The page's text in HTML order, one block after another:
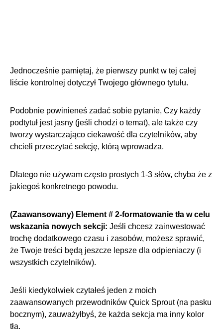
Jednocześnie pamiętaj, że pierwszy punkt w tej całej
liście kontrolnej dotyczył Twojego głównego tytułu.
Podobnie powinieneś zadać sobie pytanie, Czy każdy
podtytuł jest jasny (jeśli chodzi o temat), ale także czy
tworzy wystarczająco ciekawość dla czytelników, aby
chcieli przeczytać sekcję, którą wprowadza.
Dlatego nie używam często prostych 1-3 słów, chyba że z
jakiegoś konkretnego powodu.
(Zaawansowany) Element # 2-formatowanie tła w celu
wskazania nowych sekcji: Jeśli chcesz zainwestować
trochę dodatkowego czasu i zasobów, możesz sprawić,
że Twoje treści będą jeszcze lepsze dla odpieniaczy (i
wszystkich czytelników).
Jeśli kiedykolwiek czytałeś jeden z moich
zaawansowanych przewodników Quick Sprout (na pasku
bocznym), zauważyłbyś, że każda sekcja ma inny kolor
tła.